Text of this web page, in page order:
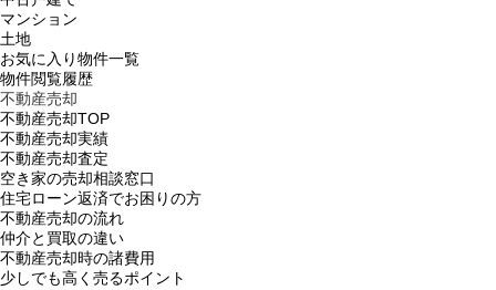
マンション
土地
お気に入り物件一覧
物件閲覧履歴
不動産売却
不動産売却TOP
不動産売却実績
不動産売却査定
空き家の売却相談窓口
住宅ローン返済でお困りの方
不動産売却の流れ
仲介と買取の違い
不動産売却時の諸費用
少しでも高く売るポイント